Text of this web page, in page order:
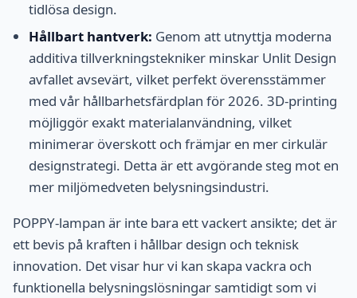
tidlösa design.
Hållbart hantverk: Genom att utnyttja moderna
additiva tillverkningstekniker minskar Unlit Design
avfallet avsevärt, vilket perfekt överensstämmer
med vår hållbarhetsfärdplan för 2026. 3D-printing
möjliggör exakt materialanvändning, vilket
minimerar överskott och främjar en mer cirkulär
designstrategi. Detta är ett avgörande steg mot en
mer miljömedveten belysningsindustri.
POPPY-lampan är inte bara ett vackert ansikte; det är
ett bevis på kraften i hållbar design och teknisk
innovation. Det visar hur vi kan skapa vackra och
funktionella belysningslösningar samtidigt som vi